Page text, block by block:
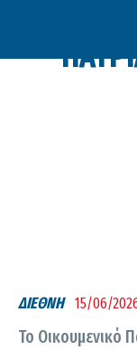
ΔΙΕΘΝΗ 15/06/
Το Οικουμενικό